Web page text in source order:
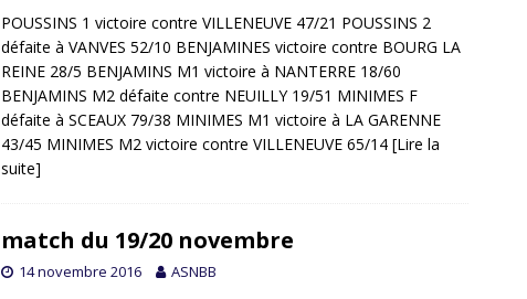
POUSSINS 1 victoire contre VILLENEUVE 47/21 POUSSINS 2
défaite à VANVES 52/10 BENJAMINES victoire contre BOURG LA
REINE 28/5 BENJAMINS M1 victoire à NANTERRE 18/60
BENJAMINS M2 défaite contre NEUILLY 19/51 MINIMES F
défaite à SCEAUX 79/38 MINIMES M1 victoire à LA GARENNE
43/45 MINIMES M2 victoire contre VILLENEUVE 65/14 [Lire la
suite]
match du 19/20 novembre
14 novembre 2016 ASNBB